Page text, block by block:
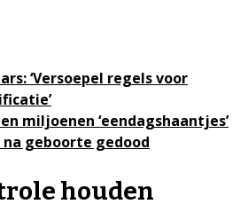
‘Versoepel regels voor
miljoenen ‘eendagshaantjes’
geboorte gedood
houden